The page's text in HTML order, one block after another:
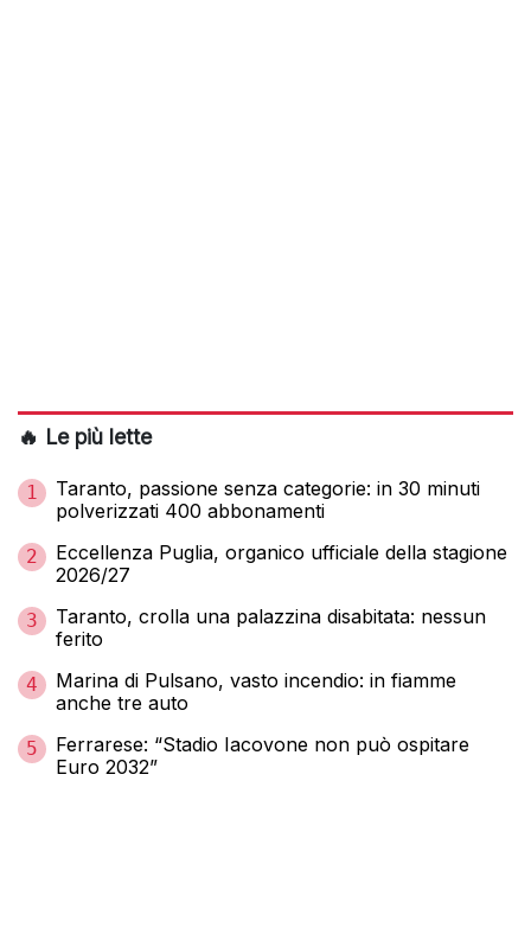
🔥 Le più lette
1
Taranto, passione senza categorie: in 30 minuti
polverizzati 400 abbonamenti
2
Eccellenza Puglia, organico ufficiale della stagione
2026/27
3
Taranto, crolla una palazzina disabitata: nessun
ferito
4
Marina di Pulsano, vasto incendio: in fiamme
anche tre auto
5
Ferrarese: “Stadio Iacovone non può ospitare
Euro 2032”